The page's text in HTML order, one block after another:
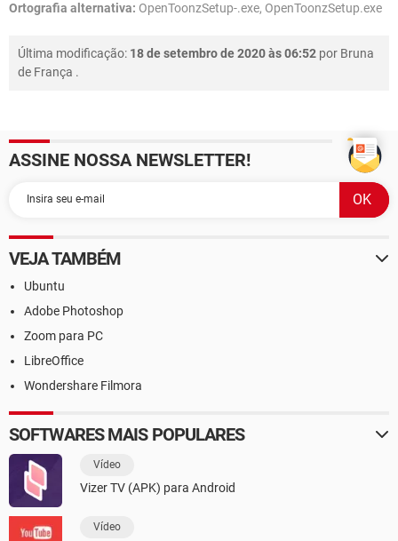
Ortografia alternativa: OpenToonzSetup-.exe, OpenToonzSetup.exe
Última modificação: 18 de setembro de 2020 às 06:52 por Bruna
de França .
ASSINE NOSSA NEWSLETTER!
VEJA TAMBÉM
Ubuntu
Adobe Photoshop
Zoom para PC
LibreOffice
Wondershare Filmora
SOFTWARES MAIS POPULARES
Vídeo
Vizer TV (APK) para Android
Vídeo